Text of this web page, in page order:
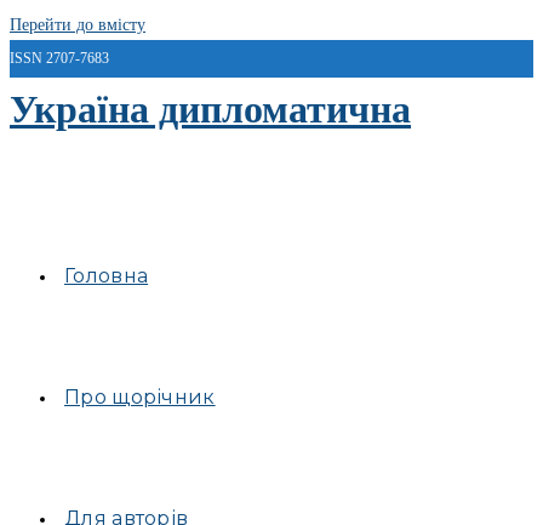
Перейти до вмісту
ISSN 2707-7683
Україна дипломатична
Головна
Про щорічник
Для авторів